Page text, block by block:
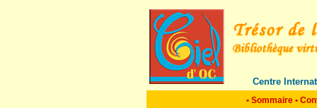
Centre
• Sommaire •